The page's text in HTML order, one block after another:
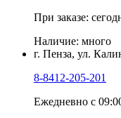
При заказе:
Наличие: много
г. Пенза, ул.
8-8412-205-201
Ежедневно с